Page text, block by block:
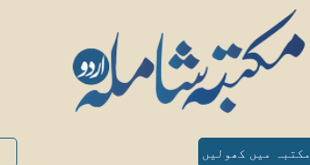
مکتبہ میں کھولیں